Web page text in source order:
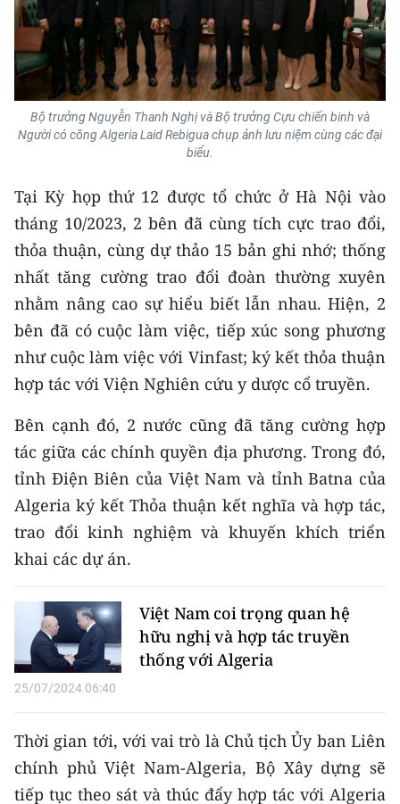
TIN MỚI
TIN ĐỊA PHƯƠNG
Trung du và miền núi phía Bắc
Đồng bằng sông Hồng
Duyên hải Nam Trung Bộ và Tây
Nguyên
Đông Nam Bộ
Đồng bằng sông Cửu Long
Chuyên trang Hà Nội
CHUYÊN ĐỀ
CÁC CHUYÊN TRANG
VỀ BÁO NHÂN DÂN
NHÂN DÂN CUỐI TUẦN
NHÂN DÂN HẰNG THÁNG
ĐỌC BÁO IN
Bộ trưởng Nguyễn Thanh Nghị và Bộ trưởng Cựu chiến binh và
Người có công Algeria Laid Rebigua chụp ảnh lưu niệm cùng các đại
biểu.
Tại Kỳ họp thứ 12 được tổ chức ở Hà Nội vào
tháng 10/2023, 2 bên đã cùng tích cực trao đổi,
thỏa thuận, cùng dự thảo 15 bản ghi nhớ; thống
nhất tăng cường trao đổi đoàn thường xuyên
nhằm nâng cao sự hiểu biết lẫn nhau. Hiện, 2
bên đã có cuộc làm việc, tiếp xúc song phương
như cuộc làm việc với Vinfast; ký kết thỏa thuận
hợp tác với Viện Nghiên cứu y dược cổ truyền.
Bên cạnh đó, 2 nước cũng đã tăng cường hợp
tác giữa các chính quyền địa phương. Trong đó,
tỉnh Điện Biên của Việt Nam và tỉnh Batna của
Algeria ký kết Thỏa thuận kết nghĩa và hợp tác,
trao đổi kinh nghiệm và khuyến khích triển
khai các dự án.
Việt Nam coi trọng quan hệ
hữu nghị và hợp tác truyền
thống với Algeria
25/07/2024 06:40
Thời gian tới, với vai trò là Chủ tịch Ủy ban Liên
chính phủ Việt Nam-Algeria, Bộ Xây dựng sẽ
tiếp tục theo sát và thúc đẩy hợp tác với Algeria